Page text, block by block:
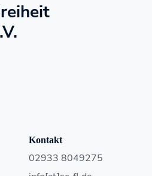
Kontakt
02933 8049275